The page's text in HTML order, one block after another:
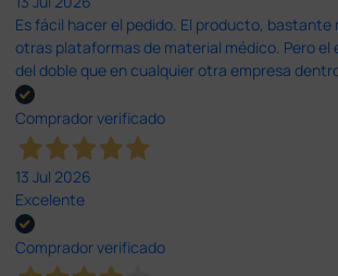
Es fácil hacer el pedido. El producto, bastante
otras plataformas de material médico. Pero el
del doble que en cualquier otra empresa
Comprador verificado
13 Jul 2026
Excelente
Comprador verificado